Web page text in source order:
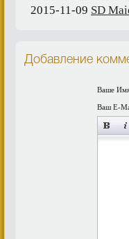
2015-11-09 SD
Добавление
Ваше
Ваш E-